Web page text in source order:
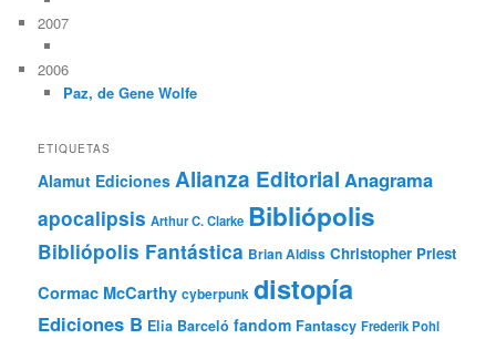
2007
2006
Paz, de Gene Wolfe
ETIQUETAS
Alamut Ediciones Alianza Editorial Anagrama
apocalipsis Arthur C. Clarke Bibliópolis
Bibliópolis Fantástica Brian Aldiss Christopher Priest
Cormac McCarthy cyberpunk distopía
Ediciones B Elia Barceló fandom Fantascy Frederik Pohl